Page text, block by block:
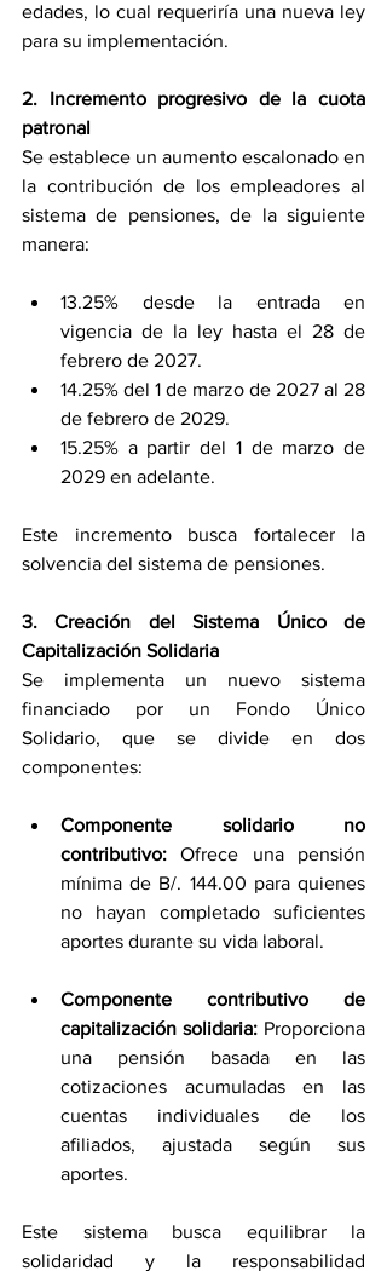
edades, lo cual requeriría una nueva ley
para su implementación.
2. Incremento progresivo de la cuota
patronal
Se establece un aumento escalonado en
la contribución de los empleadores al
sistema de pensiones, de la siguiente
manera:
13.25% desde la entrada en
vigencia de la ley hasta el 28 de
febrero de 2027.
14.25% del 1 de marzo de 2027 al 28
de febrero de 2029.
15.25% a partir del 1 de marzo de
2029 en adelante.
Este incremento busca fortalecer la
solvencia del sistema de pensiones.
3. Creación del Sistema Único de
Capitalización Solidaria
Se implementa un nuevo sistema
financiado por un Fondo Único
Solidario, que se divide en dos
componentes:
Componente solidario no
contributivo: Ofrece una pensión
mínima de B/. 144.00 para quienes
no hayan completado suficientes
aportes durante su vida laboral.
Componente contributivo de
capitalización solidaria: Proporciona
una pensión basada en las
cotizaciones acumuladas en las
cuentas individuales de los
afiliados, ajustada según sus
aportes.
Este sistema busca equilibrar la
solidaridad y la responsabilidad